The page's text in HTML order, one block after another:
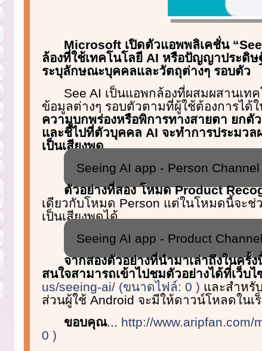
Microsoft เปิดตัวแอพพลิเคชั่น
ล้องที่ใช้เทคโนโลยี AI หรือปัญญาประดิษ
ระบุลักษณะบุคคลและวัตถุต่างๆ รอบตัว
See AI เป็นแอพกล้องที่ผสมผสานเ
ข้อมูลต่างๆ รอบตัวตามที่ผู้ใช้ต้องการได้
ความบกพร่องหรือพิการทางสายตา ยกตั
และชี้ไปที่ตัวบุคคล AI จะทำการประมว
เป็นเสียงพูด
Seeing AI app - Person Channel
ตัวอย่างที่สอง โหมด Product
เดียวกับโหมด Person แต่ในโหมดนี้จะ
เป็นเสียงพูดได้
Seeing AI app - Product Channel
จากสองตัวอย่างที่นำมาเล่าถึงในครั้
สนใจสามารถเข้าไปชมตัวอย่างได้ที่เว็บไ
us/seeing-ai/ (ขนาดไฟล์: 0 ) และสำหรั
ส่วนผู้ใช้ Android จะมีให้ดาวน์โหลดในเ
ขอบคุณ... http://
0 )